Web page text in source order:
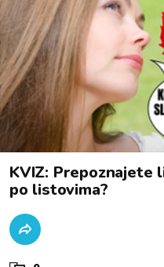
KVIZ: Prepoznajete
po listovima?